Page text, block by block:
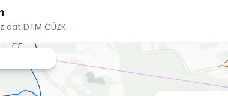
DTM ČÚZK.